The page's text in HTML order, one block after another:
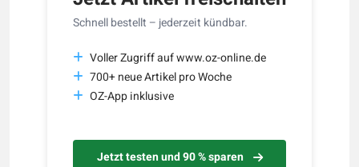
Schnell bestellt – jederzeit kündbar.
Voller Zugriff auf www.oz-online.de
700+ neue Artikel pro Woche
OZ-App inklusive
Jetzt testen und 90 % sparen